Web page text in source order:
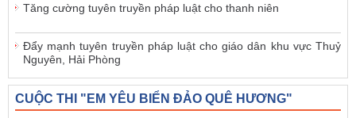
Tăng cường tuyên truyền pháp luật cho thanh niên
Đẩy mạnh tuyên truyền pháp luật cho giáo dân khu vực Thuỷ
Nguyên, Hải Phòng
CUỘC THI "EM YÊU BIỂN ĐẢO QUÊ HƯƠNG"